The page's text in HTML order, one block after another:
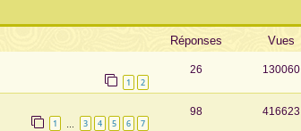
Réponses Vues
1 2
26 130060
1 3 4 5 6 7
98 416623